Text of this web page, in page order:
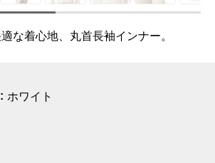
な着心地、丸首長袖インナー。
ホワイト